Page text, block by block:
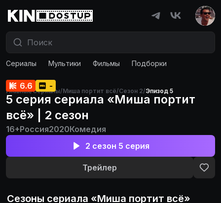
Сериалы Мультики Фильмы Подборки
Главная/Сериалы/Миша портит всё/Сезон 2/Эпизод 5
6.6 -
5 серия сериала «Миша портит
всё» | 2 сезон
16+Россия2020Комедия
2 сезон 5 серия
Трейлер
Сезоны сериала «Миша портит всё»